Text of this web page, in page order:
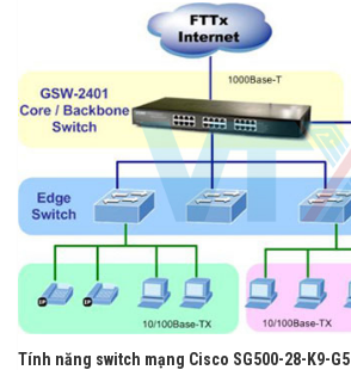
Tính năng switch mạng Cisco SG500-28-K9-G5